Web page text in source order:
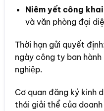
Niêm yết công
và văn phòng đại
Thời hạn gửi quyết
ngày công ty ban
nghiệp.
Cơ quan đăng ký kinh
thái giải thể của